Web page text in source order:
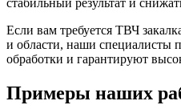
стабильный результат и
Если вам требуется ТВЧ
и области, наши специалисты
обработки и гарантируют
Примеры наших